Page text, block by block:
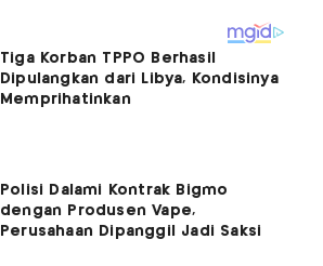
Tiga Korban TPPO Berhasil
Dipulangkan dari Libya, Kondisinya
Memprihatinkan
Polisi Dalami Kontrak Bigmo
dengan Produsen Vape,
Perusahaan Dipanggil Jadi Saksi